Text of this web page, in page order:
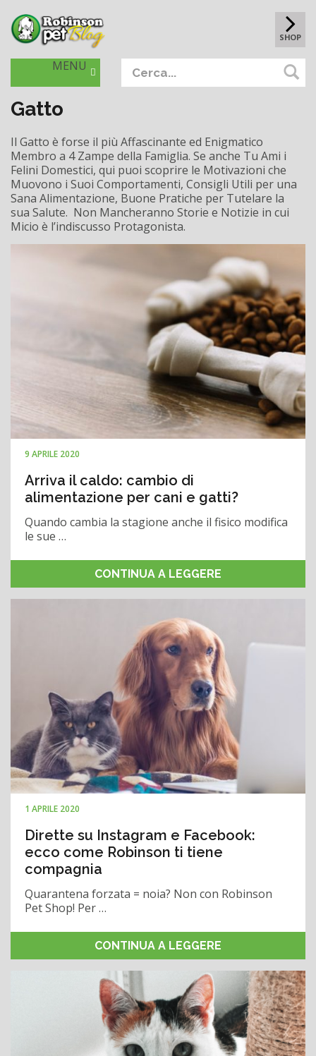
SHOP
MENU
Gatto
Il Gatto è forse il più Affascinante ed Enigmatico
Membro a 4 Zampe della Famiglia. Se anche Tu Ami i
Felini Domestici, qui puoi scoprire le Motivazioni che
Muovono i Suoi Comportamenti, Consigli Utili per una
Sana Alimentazione, Buone Pratiche per Tutelare la
sua Salute. Non Mancheranno Storie e Notizie in cui
Micio è l’indiscusso Protagonista.
9 APRILE 2020
Arriva il caldo: cambio di
alimentazione per cani e gatti?
Quando cambia la stagione anche il fisico modifica
le sue …
CONTINUA A LEGGERE
1 APRILE 2020
Dirette su Instagram e Facebook:
ecco come Robinson ti tiene
compagnia
Quarantena forzata = noia? Non con Robinson
Pet Shop! Per …
CONTINUA A LEGGERE